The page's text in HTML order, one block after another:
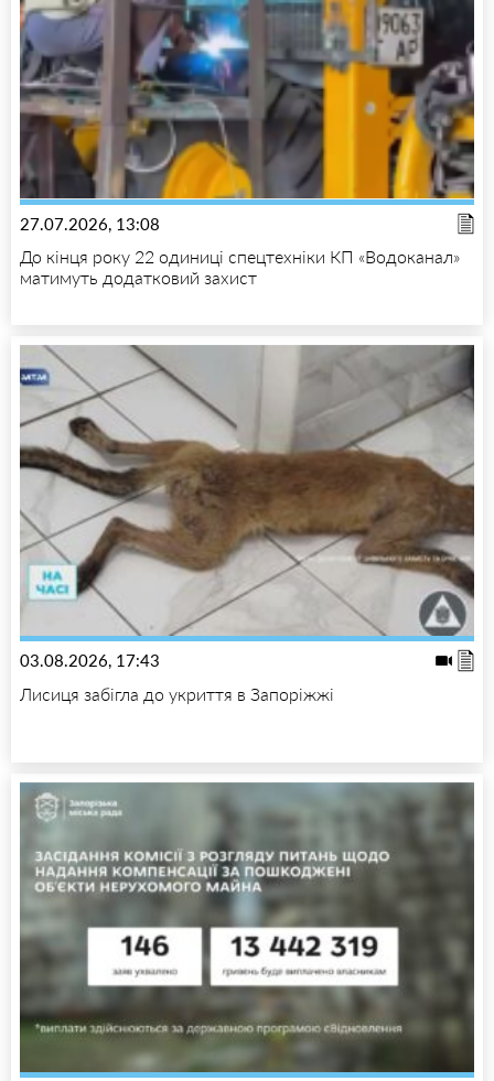
27.07.2026, 13:08
До кінця року 22 одиниці спецтехніки КП «Водоканал»
матимуть додатковий захист
03.08.2026, 17:43
Лисиця забігла до укриття в Запоріжжі